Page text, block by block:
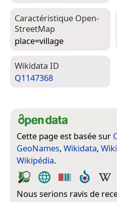
Caractéristique Open­
Street­Map
place=­village
Wiki­data ID
Q1147368
Cette page est basée sur
GeoNames, Wikidata,
Wikipédia.
Nous serions ravis de